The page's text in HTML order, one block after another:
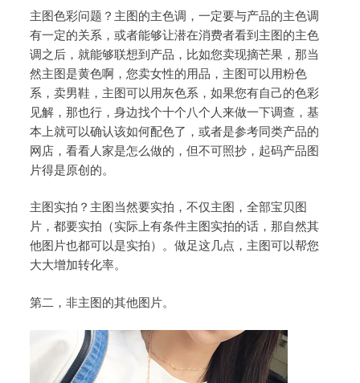
主图色彩问题？主图的主色调，一定要与产品的主色调
有一定的关系，或者能够让潜在消费者看到主图的主色
调之后，就能够联想到产品，比如您卖现摘芒果，那当
然主图是黄色啊，您卖女性的用品，主图可以用粉色
系，卖男鞋，主图可以用灰色系，如果您有自己的色彩
见解，那也行，身边找个十个八个人来做一下调查，基
本上就可以确认该如何配色了，或者是参考同类产品的
网店，看看人家是怎么做的，但不可照抄，起码产品图
片得是原创的。
主图实拍？主图当然要实拍，不仅主图，全部宝贝图
片，都要实拍（实际上有条件主图实拍的话，那自然其
他图片也都可以是实拍）。做足这几点，主图可以帮您
大大增加转化率。
第二，非主图的其他图片。